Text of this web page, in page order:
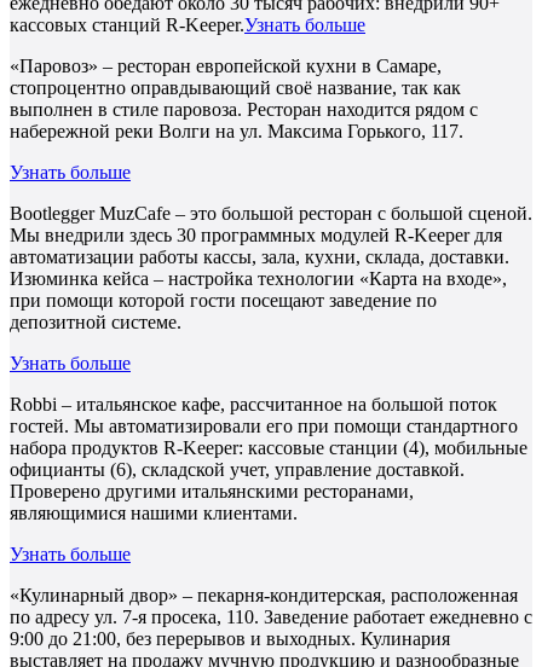
кассовых станций R-Keeper.Узнать больше
«Паровоз» – ресторан европейской кухни в Самаре,
стопроцентно оправдывающий своё название, так как
выполнен в стиле паровоза. Ресторан находится рядом с
набережной реки Волги на ул. Максима Горького, 117.
Узнать больше
Bootlegger MuzCafe – это большой ресторан с большой сценой.
Мы внедрили здесь 30 программных модулей R-Keeper для
автоматизации работы кассы, зала, кухни, склада, доставки.
Изюминка кейса – настройка технологии «Карта на входе»,
при помощи которой гости посещают заведение по
депозитной системе.
Узнать больше
Robbi – итальянское кафе, рассчитанное на большой поток
гостей. Мы автоматизировали его при помощи стандартного
набора продуктов R-Keeper: кассовые станции (4), мобильные
официанты (6), складской учет, управление доставкой.
Проверено другими итальянскими ресторанами,
являющимися нашими клиентами.
Узнать больше
«Кулинарный двор» – пекарня-кондитерская, расположенная
по адресу ул. 7-я просека, 110. Заведение работает ежедневно с
9:00 до 21:00, без перерывов и выходных. Кулинария
выставляет на продажу мучную продукцию и разнообразные